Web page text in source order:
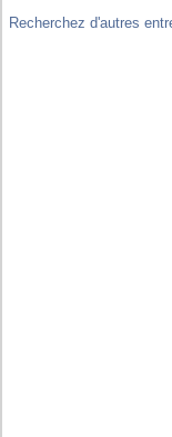
Recherchez d'autres